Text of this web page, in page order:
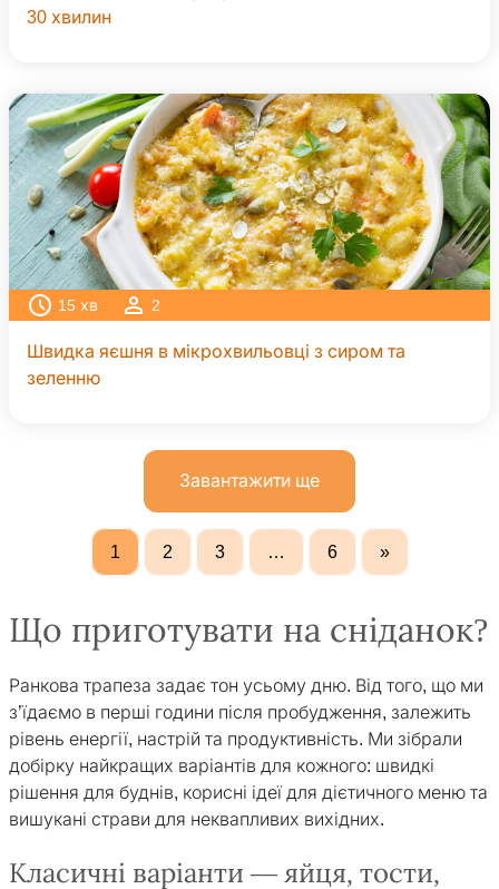
30 хвилин
15 хв 2
Швидка яєшня в мікрохвильовці з сиром та
зеленню
Завантажити ще
1 2 3 … 6 »
Що приготувати на сніданок?
Ранкова трапеза задає тон усьому дню. Від того, що ми
з’їдаємо в перші години після пробудження, залежить
рівень енергії, настрій та продуктивність. Ми зібрали
добірку найкращих варіантів для кожного: швидкі
рішення для буднів, корисні ідеї для дієтичного меню та
вишукані страви для неквапливих вихідних.
Класичні варіанти — яйця, тости,